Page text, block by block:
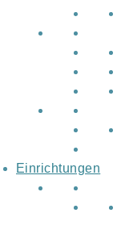
Einrichtungen